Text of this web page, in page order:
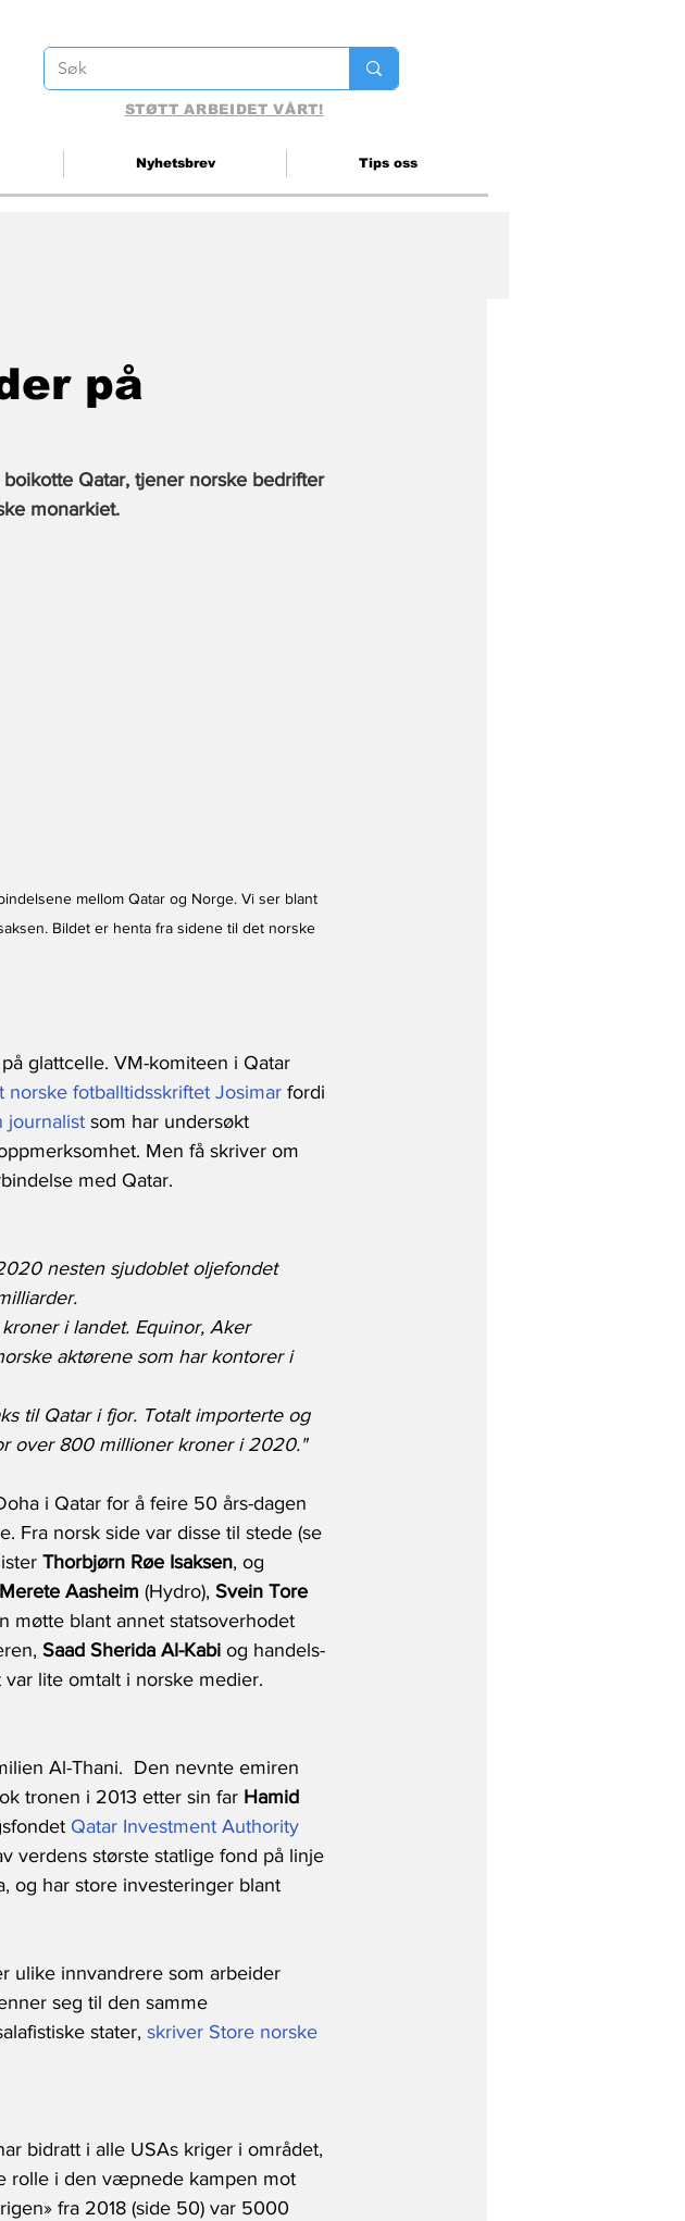
STØTT ARBEIDET VÅRT!
Nyhetsbrev Tips oss
på
Qatar, tjener norske bedrifter
monarkiet.
mellom Qatar og Norge. Vi ser blant
Bildet er henta fra sidene til det norske
glattcelle. VM-komiteen i Qatar
norske fotballtidsskriftet Josimar fordi
journalist som har undersøkt
Men få skriver om
med Qatar.
nesten sjudoblet oljefondet
i landet. Equinor, Aker
aktørene som har kontorer i
til Qatar i fjor. Totalt importerte og
over 800 millioner kroner i 2020."
i Qatar for å feire 50 års-dagen
Fra norsk side var disse til stede (se
Thorbjørn Røe Isaksen, og
Aasheim (Hydro), Svein Tore
møtte blant annet statsoverhodet
Saad Sherida Al-Kabi og handels-
var lite omtalt i norske medier.
Al-Thani.  Den nevnte emiren
tronen i 2013 etter sin far Hamid
Qatar Investment Authority
verdens største statlige fond på linje
og har store investeringer blant
ulike innvandrere som arbeider
seg til den samme
stater, skriver Store norske
bidratt i alle USAs kriger i området,
rolle i den væpnede kampen mot
fra 2018 (side 50) var 5000